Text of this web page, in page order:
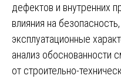
дефектов и внутренних
влияния на
эксплуатационные
анализ обоснованности
от строительно-